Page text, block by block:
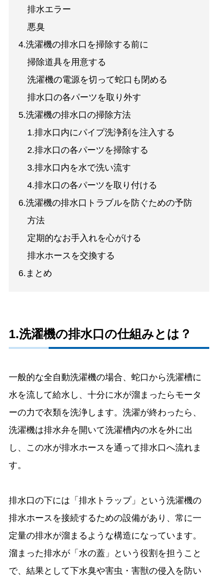
排水エラー
悪臭
4.洗濯機の排水口を掃除する前に
掃除道具を用意する
洗濯機の電源を切って蛇口も閉める
排水口の各パーツを取り外す
5.洗濯機の排水口の掃除方法
1.排水口内にパイプ洗浄剤を注入する
2.排水口の各パーツを掃除する
3.排水口内を水で洗い流す
4.排水口の各パーツを取り付ける
6.洗濯機の排水口トラブルを防ぐための予防
方法
定期的なお手入れを心がける
排水ホースを交換する
6.まとめ
1.洗濯機の排水口の仕組みとは？
一般的な全自動洗濯機の場合、蛇口から洗濯槽に
水を流して給水し、十分に水が溜まったらモータ
ーの力で衣類を洗浄します。洗濯が終わったら、
洗濯機は排水弁を開いて洗濯槽内の水を外に出
し、この水が排水ホースを通って排水口へ流れま
す。
排水口の下には「排水トラップ」という洗濯機の
排水ホースを接続するための設備があり、常に一
定量の排水が溜まるような構造になっています。
溜まった排水が「水の蓋」という役割を担うこと
で、結果として下水臭や害虫・害獣の侵入を防い